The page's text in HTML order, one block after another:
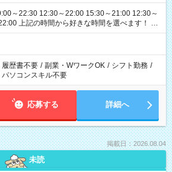
～22:30 12:30～22:00 15:30～21:00 12:30～
選べます！ ※
る可能性があります
履歴書不要 / 副業・WワークOK / シフト勤務 /
パソコンスキル不要
応募する 詳細へ
掲載日：2026.08.04
未読